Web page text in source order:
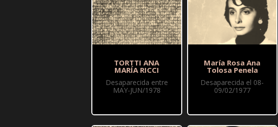
TORTTI ANA
MARÍA RICCI
Desaparecida entre
MAY-JUN/1978
María Rosa Ana
Tolosa Penela
Desaparecida el 08-
09/02/1977